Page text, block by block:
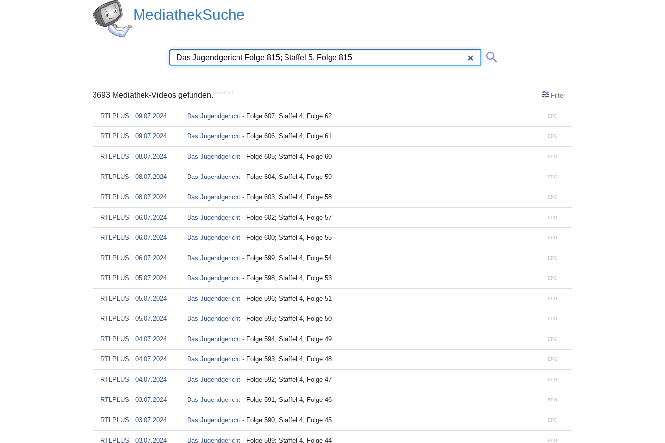
MediathekSuche
3693 Mediathek-Videos gefunden.erklären Filter
EPG
RTLPLUS 09.07.2024 Das Jugendgericht - Folge 607; Staffel 4, Folge 62
EPG
RTLPLUS 09.07.2024 Das Jugendgericht - Folge 606; Staffel 4, Folge 61
EPG
RTLPLUS 08.07.2024 Das Jugendgericht - Folge 605; Staffel 4, Folge 60
EPG
RTLPLUS 08.07.2024 Das Jugendgericht - Folge 604; Staffel 4, Folge 59
EPG
RTLPLUS 08.07.2024 Das Jugendgericht - Folge 603; Staffel 4, Folge 58
EPG
RTLPLUS 06.07.2024 Das Jugendgericht - Folge 602; Staffel 4, Folge 57
EPG
RTLPLUS 06.07.2024 Das Jugendgericht - Folge 600; Staffel 4, Folge 55
EPG
RTLPLUS 06.07.2024 Das Jugendgericht - Folge 599; Staffel 4, Folge 54
EPG
RTLPLUS 05.07.2024 Das Jugendgericht - Folge 598; Staffel 4, Folge 53
EPG
RTLPLUS 05.07.2024 Das Jugendgericht - Folge 596; Staffel 4, Folge 51
EPG
RTLPLUS 05.07.2024 Das Jugendgericht - Folge 595; Staffel 4, Folge 50
EPG
RTLPLUS 04.07.2024 Das Jugendgericht - Folge 594; Staffel 4, Folge 49
EPG
RTLPLUS 04.07.2024 Das Jugendgericht - Folge 593; Staffel 4, Folge 48
EPG
RTLPLUS 04.07.2024 Das Jugendgericht - Folge 592; Staffel 4, Folge 47
EPG
RTLPLUS 03.07.2024 Das Jugendgericht - Folge 591; Staffel 4, Folge 46
EPG
RTLPLUS 03.07.2024 Das Jugendgericht - Folge 590; Staffel 4, Folge 45
EPG
RTLPLUS 03.07.2024 Das Jugendgericht - Folge 589; Staffel 4, Folge 44